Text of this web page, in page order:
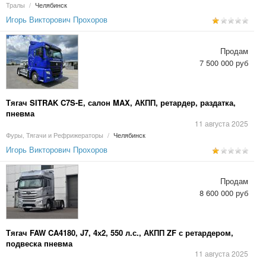
Тралы / Челябинск
Игорь Викторович Прохоров
Тягач SITRAK C7S-E, салон MAX, АКПП, ретардер, раздатка,
пневма
11 августа 2025
Фуры, Тягачи и Рефрижераторы / Челябинск
Продам
7 500 000 руб
Игорь Викторович Прохоров
Тягач FAW CA4180, J7, 4х2, 550 л.с., АКПП ZF с ретардером,
подвеска пневма
11 августа 2025
Продам
8 600 000 руб